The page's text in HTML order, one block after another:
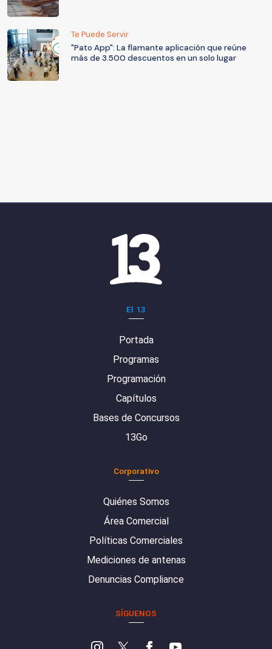
Te Puede Servir
"Pato App": La flamante aplicación que reúne
más de 3.500 descuentos en un solo lugar
El 13
Portada
Programas
Programación
Capítulos
Bases de Concursos
13Go
Corporativo
Quiénes Somos
Área Comercial
Políticas Comerciales
Mediciones de antenas
Denuncias Compliance
SÍGUENOS